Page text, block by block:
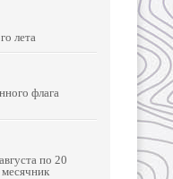
лета
флага
по 20